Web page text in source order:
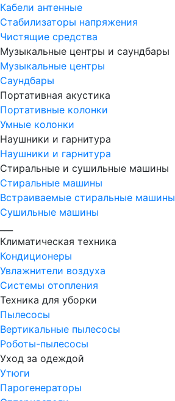
Кабели антенные
Стабилизаторы напряжения
Чистящие средства
Музыкальные центры и саундбары
Музыкальные центры
Саундбары
Портативная акустика
Портативные колонки
Умные колонки
Наушники и гарнитура
Наушники и гарнитура
Стиральные и сушильные машины
Стиральные машины
Встраиваемые стиральные машины
Сушильные машины
Климатическая техника
Кондиционеры
Увлажнители воздуха
Системы отопления
Техника для уборки
Пылесосы
Вертикальные пылесосы
Роботы-пылесосы
Уход за одеждой
Утюги
Парогенераторы